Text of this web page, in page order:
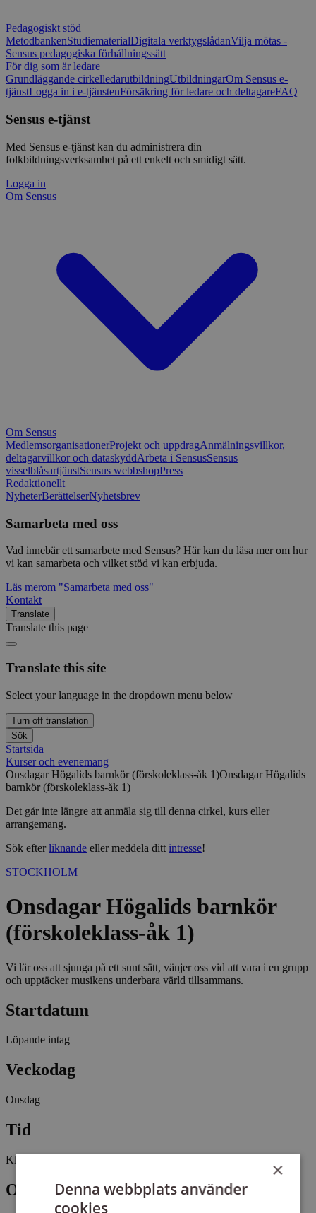
Pedagogiskt stöd
MetodbankenStudiematerialDigitala verktygslådanVilja mötas -
Sensus pedagogiska förhållningssätt
För dig som är ledare
Grundläggande cirkelledarutbildningUtbildningarOm Sensus e-
tjänstLogga in i e-tjänstenFörsäkring för ledare och deltagareFAQ
Sensus e-tjänst
Med Sensus e-tjänst kan du administrera din
folkbildningsverksamhet på ett enkelt och smidigt sätt.
Logga in
Om Sensus
Om Sensus
MedlemsorganisationerProjekt och uppdragAnmälningsvillkor,
deltagarvillkor och dataskyddArbeta i SensusSensus
visselblåsartjänstSensus webbshopPress
Redaktionellt
NyheterBerättelserNyhetsbrev
Samarbeta med oss
Vad innebär ett samarbete med Sensus? Här kan du läsa mer om hur
vi kan samarbeta och vilket stöd vi kan erbjuda.
Läs merom "Samarbeta med oss"
Kontakt
Translate
Translate this page
Translate this site
Select your language in the dropdown menu below
Turn off translation
Sök
Startsida
Kurser och evenemang
Onsdagar Högalids barnkör (förskoleklass-åk 1)Onsdagar Högalids
barnkör (förskoleklass-åk 1)
Det går inte längre att anmäla sig till denna cirkel, kurs eller
arrangemang.
Sök efterliknande eller meddela ditt intresse!
STOCKHOLM
Onsdagar Högalids barnkör
(förskoleklass-åk 1)
Vi lär oss att sjunga på ett sunt sätt, vänjer oss vid att vara i en grupp
och upptäcker musikens underbara värld tillsammans.
Startdatum
Löpande intag
Veckodag
Onsdag
Tid
Kl 16:00 - 17:20
Omfattning
×
Denna webbplats använder
cookies